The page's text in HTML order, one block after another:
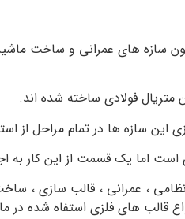
سازه ‌های عمرانی و ساخت
فولادی ساخته شده اند.
سازه ها در تمام مراحل از
است اما یک قسمت از این کار
، عمرانی ، قالب سازی ،
های فلزی استفاه شده در